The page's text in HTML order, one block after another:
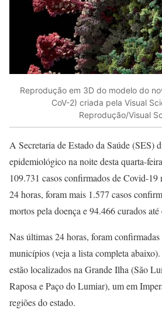
Reprodução em 3D do modelo do
CoV-2) criada pela Visual
Reprodução/Visual
A Secretaria de Estado da Saúde (SES)
epidemiológico na noite desta quarta-
109.731 casos confirmados de Covid-19
24 horas, foram mais 1.577 casos
mortos pela doença e 94.466 curados
Nas últimas 24 horas, foram
municípios (veja a lista completa
estão localizados na Grande Ilha (São
Raposa e Paço do Lumiar), um em
regiões do estado.